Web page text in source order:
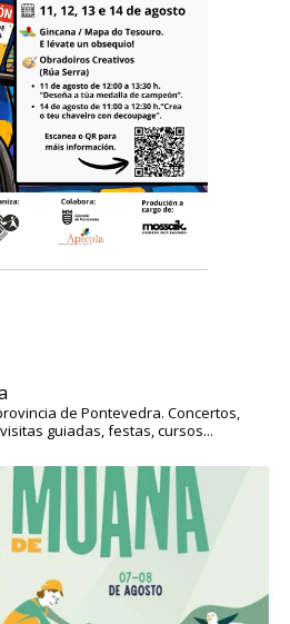
de Pontevedra. Concertos,
guiadas, festas, cursos...